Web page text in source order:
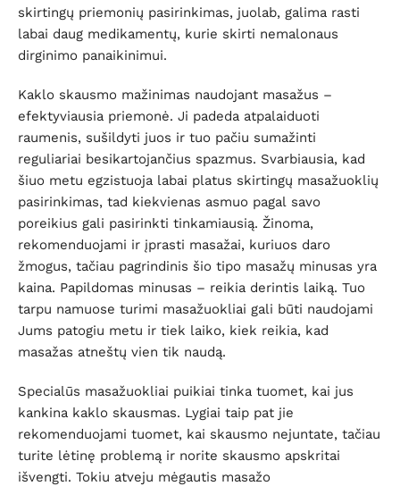
skirtingų priemonių pasirinkimas, juolab, galima rasti
labai daug medikamentų, kurie skirti nemalonaus
dirginimo panaikinimui.
Kaklo skausmo mažinimas naudojant masažus –
efektyviausia priemonė. Ji padeda atpalaiduoti
raumenis, sušildyti juos ir tuo pačiu sumažinti
reguliariai besikartojančius spazmus. Svarbiausia, kad
šiuo metu egzistuoja labai platus skirtingų masažuoklių
pasirinkimas, tad kiekvienas asmuo pagal savo
poreikius gali pasirinkti tinkamiausią. Žinoma,
rekomenduojami ir įprasti masažai, kuriuos daro
žmogus, tačiau pagrindinis šio tipo masažų minusas yra
kaina. Papildomas minusas – reikia derintis laiką. Tuo
tarpu namuose turimi masažuokliai gali būti naudojami
Jums patogiu metu ir tiek laiko, kiek reikia, kad
masažas atneštų vien tik naudą.
Specialūs masažuokliai puikiai tinka tuomet, kai jus
kankina kaklo skausmas. Lygiai taip pat jie
rekomenduojami tuomet, kai skausmo nejuntate, tačiau
turite lėtinę problemą ir norite skausmo apskritai
išvengti. Tokiu atveju mėgautis masažo